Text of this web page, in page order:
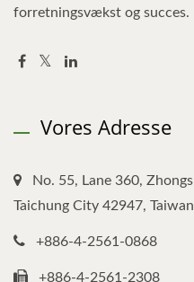
forretningsvækst og succes.
Vores Adresse
No. 55, Lane 360,
Taichung City 42947, Taiwan
+886-4-2561-0868
+886-4-2561-2308